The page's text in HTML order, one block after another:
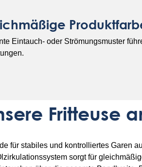
Eintauch- oder Strömungsmuster
Fritteuse
für stabiles und kontrolliertes Garen
sorgt für